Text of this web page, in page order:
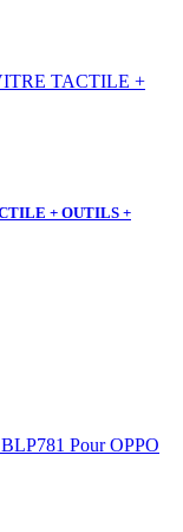
+ OUTILS +